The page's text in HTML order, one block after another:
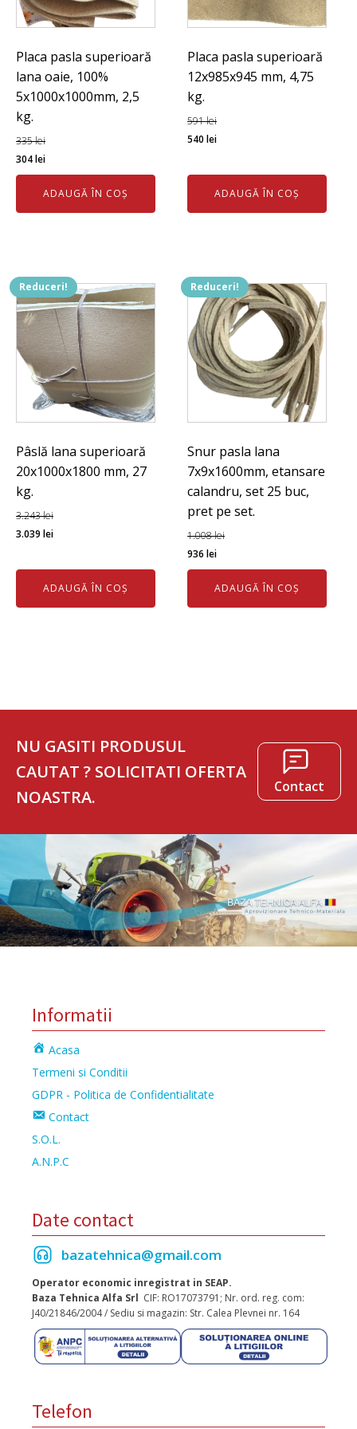
Placa pasla superioară
lana oaie, 100%
5x1000x1000mm, 2,5
kg.
335lei
Prețul
inițial
fost:
304leiPrețul
curent
este:
304 lei.
ADAUGĂ ÎN COȘ
Placa pasla superioară
12x985x945 mm, 4,75
kg.
591lei
Prețul
a
fost:
591 lei.
540leiPrețul
este:
540 lei.
ADAUGĂ ÎN COȘ
Reduceri!
Pâslă lana superioară
20x1000x1800 mm, 27
kg.
3.243lei
Prețul
a
fost:
3.243 lei.
3.039 leiPrețul
este:
3.039 lei.
ADAUGĂ ÎN COȘ
Reduceri!
Snur pasla lana
7x9x1600mm, etansare
calandru, set 25 buc,
pret pe set.
1.008lei
Prețul
inițial
fost:
936leiPrețul
curent
este:
936 lei.
ADAUGĂ ÎN COȘ
NU GASITI PRODUSUL
CAUTAT ? SOLICITATI OFERTA
NOASTRA.
Contact
Informatii
Acasa
Termeni si Conditii
GDPR - Politica de Confidentialitate
Contact
S.O.L.
A.N.P.C
Date contact
bazatehnica@gmail.com
Operator economic inregistrat in SEAP.
Baza Tehnica Alfa Srl CIF: RO17073791; Nr. ord. reg. com:
J40/21846/2004 / Sediu si magazin: Str. Calea Plevnei nr. 164
Telefon